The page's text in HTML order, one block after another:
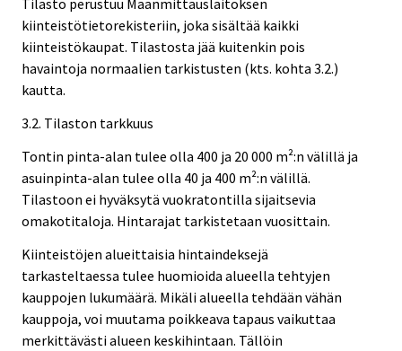
Tilasto perustuu Maanmittauslaitoksen
kiinteistötietorekisteriin, joka sisältää kaikki
kiinteistökaupat. Tilastosta jää kuitenkin pois
havaintoja normaalien tarkistusten (kts. kohta 3.2.)
kautta.
3.2. Tilaston tarkkuus
Tontin pinta-alan tulee olla 400 ja 20 000 m²:n välillä ja
asuinpinta-alan tulee olla 40 ja 400 m²:n välillä.
Tilastoon ei hyväksytä vuokratontilla sijaitsevia
omakotitaloja. Hintarajat tarkistetaan vuosittain.
Kiinteistöjen alueittaisia hintaindeksejä
tarkasteltaessa tulee huomioida alueella tehtyjen
kauppojen lukumäärä. Mikäli alueella tehdään vähän
kauppoja, voi muutama poikkeava tapaus vaikuttaa
merkittävästi alueen keskihintaan. Tällöin